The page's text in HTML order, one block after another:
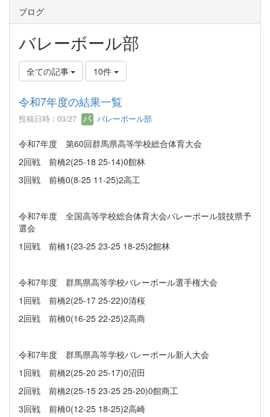
ブログ
バレーボール部
全ての記事 10件
令和7年度の結果一覧
投稿日時 : 03/27 バレーボール部
令和7年度 第60回群馬県高等学校総合体育大会
2回戦 前橋2(25-18 25-14)0館林
3回戦 前橋0(8-25 11-25)2高工
令和7年度 全国高等学校総合体育大会バレーボール競技県予
選会
1回戦 前橋1(23-25 23-25 18-25)2館林
令和7年度 群馬県高等学校バレーボール選手権大会
1回戦 前橋2(25-17 25-22)0清桜
2回戦 前橋0(16-25 22-25)2高商
令和7年度 群馬県高等学校バレーボール新人大会
1回戦 前橋2(25-20 25-17)0沼田
2回戦 前橋2(25-15 23-25 25-20)0館商工
3回戦 前橋0(12-25 18-25)2高崎